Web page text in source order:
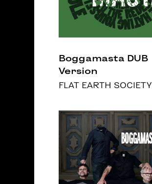
Boggamasta DUB
Version
FLAT EARTH SOCIETY